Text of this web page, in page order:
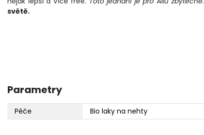
světě.
Parametry
Péče Bio laky na nehty